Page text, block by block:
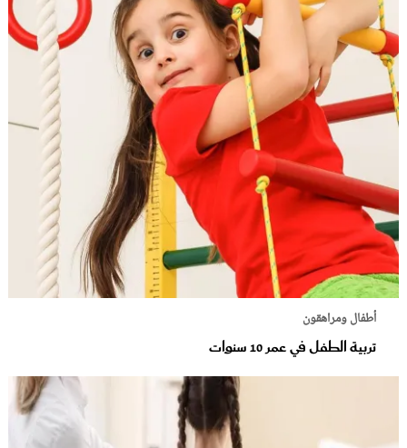
أطفال ومراهقون
تربية الطفل في عمر 10 سنوات